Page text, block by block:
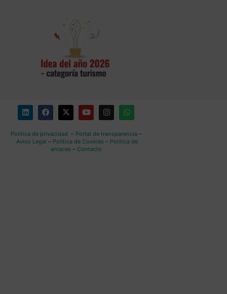
Política de privacidad – Portal de transparencia–
Aviso Legal – Política de Cookies – Política de
enlaces – Contacto